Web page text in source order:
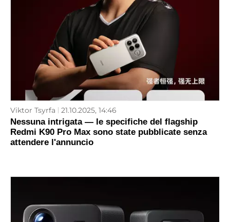
Viktor Tsyrfa 21.10.2025, 14:46
Nessuna intrigata — le specifiche del flagship
Redmi K90 Pro Max sono state pubblicate senza
attendere l'annuncio